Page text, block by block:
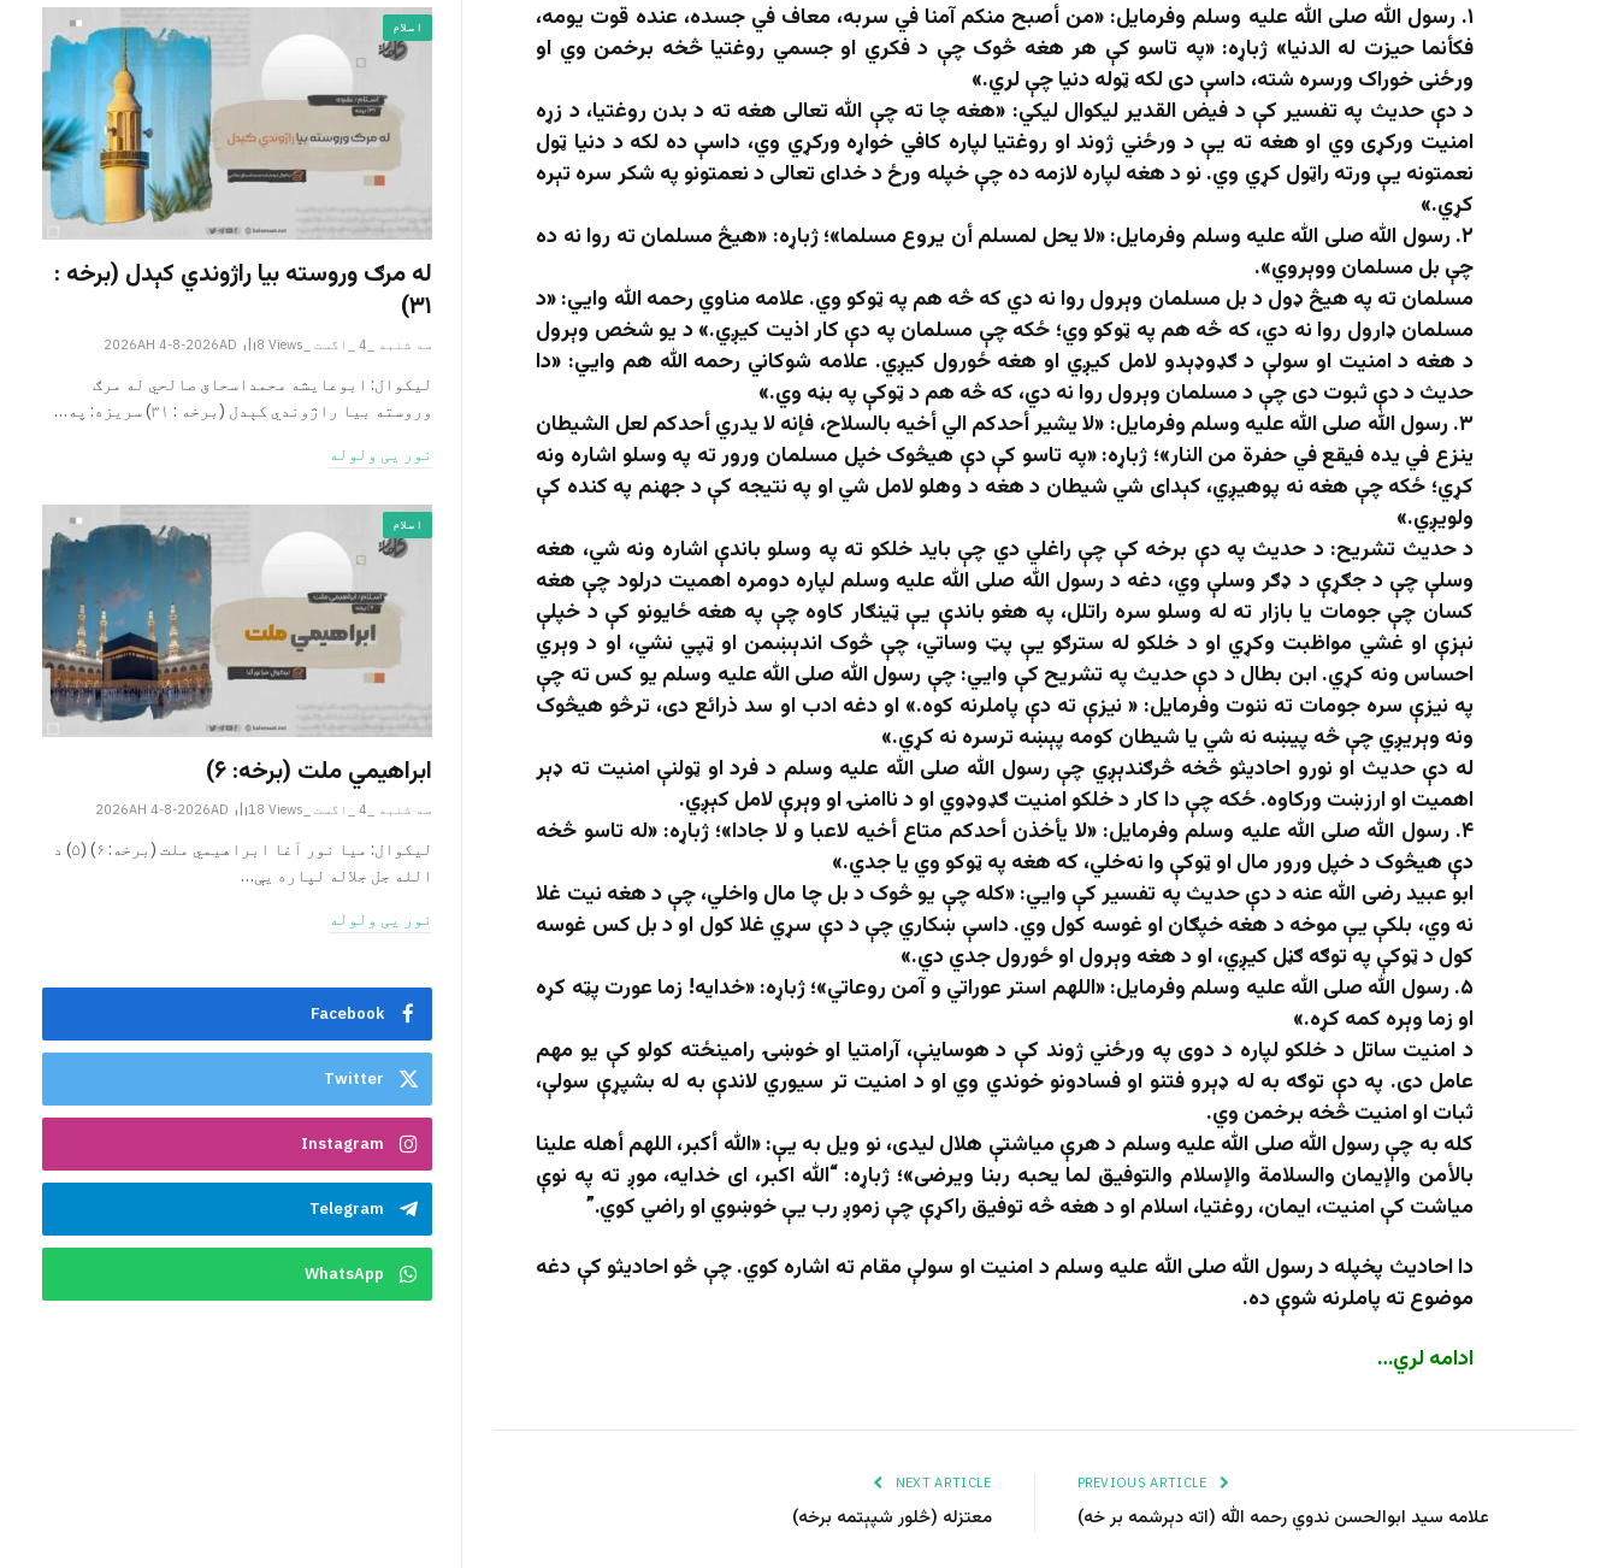
۱. رسول الله صلی الله علیه وسلم وفرمایل: «من أصبح منكم آمنا في سربه، معاف في جسده، عنده قوت يومه،
فكأنما حيزت له الدنيا» ژباړه: «په تاسو کې هر هغه څوک چې د فکري او جسمي روغتیا څخه برخمن وي او
ورځنی خوراک ورسره شته، داسې دی لکه ټوله دنیا چې لري.»
د دې حدیث په تفسیر کې د فیض القدير ليکوال لیکي: «هغه چا ته چې الله تعالی هغه ته د بدن روغتیا، د زړه
امنیت ورکړی وي او هغه ته یې د ورځني ژوند او روغتیا لپاره کافي خواړه ورکړي وي، داسې ده لکه د دنیا ټول
نعمتونه یې ورته راټول کړي وي. نو د هغه لپاره لازمه ده چې خپله ورځ د خدای تعالی د نعمتونو په شکر سره تېره
کړي.»
۲. رسول الله صلی الله علیه وسلم وفرمایل: «لا يحل لمسلم أن يروع مسلما»؛ ژباړه: «هیڅ مسلمان ته روا نه ده
چې بل مسلمان ووېروي».
مسلمان ته په هیڅ ډول د بل مسلمان وېرول روا نه دي که څه هم په ټوکو وي. علامه مناوي رحمه الله وايي: «د
مسلمان ډارول روا نه دي، که څه هم په ټوکو وي؛ ځکه چې مسلمان په دې کار اذيت کيږي.» د یو شخص وېرول
د هغه د امنیت او سولې د ګډوډېدو لامل کیږي او هغه ځورول کیږي. علامه شوکاني رحمه الله هم وايي: «دا
حدیث د دې ثبوت دی چې د مسلمان وېرول روا نه دي، که څه هم د ټوکې په بڼه وي.»
۳. رسول الله صلی الله علیه وسلم وفرمایل: «لا يشير أحدكم الي أخيه بالسلاح، فإنه لا يدري أحدكم لعل الشيطان
ينزع في يده فيقع في حفرة من النار»؛ ژباړه: «په تاسو کې دې هيڅوک خپل مسلمان ورور ته په وسلو اشاره ونه
کړي؛ ځکه چې هغه نه پوهیږي، کېدای شي شیطان د هغه د وهلو لامل شي او په نتيجه کې د جهنم په کنده کې
ولویږي.»
د حدیث تشريح: د حدیث په دې برخه کې چې راغلي دي چې باید خلکو ته په وسلو باندې اشاره ونه شي، هغه
وسلې چې د جګړې د ډګر وسلې وي، دغه د رسول الله صلی الله علیه وسلم لپاره دومره اهمیت درلود چې هغه
کسان چې جومات یا بازار ته له وسلو سره راتلل، په هغو باندې یې ټینګار کاوه چې په هغه ځایونو کې د خپلې
نېزې او غشي مواظبت وکړي او د خلکو له سترګو یې پټ وساتي، چې څوک اندېښمن او ټپي نشي، او د وېري
احساس ونه کړي. ابن بطال د دې حدیث په تشریح کې وايي: چې رسول الله صلی الله علیه وسلم یو کس ته چې
په نيزې سره جومات ته ننوت وفرمايل: « نيزې ته دې پاملرنه کوه.» او دغه ادب او سد ذرائع دی، ترڅو هیڅوک
ونه وېریږي چې څه پیښه نه شي یا شیطان کومه پېښه ترسره نه کړي.»
له دې حدیث او نورو احادیثو څخه څرګندېږي چې رسول الله صلی الله علیه وسلم د فرد او ټولنې امنيت ته ډېر
اهمیت او ارزښت ورکاوه. ځکه چې دا کار د خلکو امنیت ګډوډوي او د ناامنۍ او وېرې لامل کېږي.
۴. رسول الله صلى الله عليه وسلم وفرمايل: «لا یأخذن أحدكم متاع أخيه لاعبا و لا جادا»؛ ژباړه: «له تاسو څخه
دې هیڅوک د خپل ورور مال او ټوکې وا نه‌خلي، که هغه په ټوکو وي یا جدي.»
ابو عبيد رضی الله عنه د دې حديث په تفسير کې وايي: «کله چې يو څوک د بل چا مال واخلي، چې د هغه نيت غلا
نه وي، بلکې يې موخه د هغه خپګان او غوسه کول وي. داسې ښکاري چې د دې سړي غلا کول او د بل کس غوسه
کول د ټوکې په توګه ګڼل کیږي، او د هغه وېرول او ځورول جدي دي.»
۵. رسول الله صلى الله عليه وسلم وفرمايل: «اللهم استر عوراتي و آمن روعاتي»؛ ژباړه: «خدايه! زما عورت پټه کړه
او زما وېره کمه کړه.»
د امنیت ساتل د خلکو لپاره د دوی په ورځني ژوند کې د هوساینې، آرامتیا او خوښۍ رامینځته کولو کې یو مهم
عامل دی. په دې توګه به له ډېرو فتنو او فسادونو خوندي وي او د امنیت تر سیوري لاندې به له بشپړې سولې،
ثبات او امنیت څخه برخمن وي.
کله به چې رسول الله صلی الله علیه وسلم د هرې میاشتې هلال ليدی، نو ویل به یې: «الله أکبر، اللهم أهله علینا
بالأمن والإیمان والسلامة والإسلام والتوفیق لما یحبه ربنا ویرضی»؛ ژباړه: “الله اکبر، ای خدایه، موږ ته په نوې
میاشت کې امنیت، ایمان، روغتیا، اسلام او د هغه څه توفيق راکړې چې زموږ رب یې خوښوي او راضي کوي.”
دا احادیث پخپله د رسول الله صلی الله علیه وسلم د امنیت او سولې مقام ته اشاره کوي. چې څو احادیثو کې دغه
موضوع ته پاملرنه شوې ده.
ادامه لري…
علامه سید ابوالحسن ندوي رحمه الله (اته دېرشمه بر خه)
NEXT ARTICLE
معتزله (څلور شپېتمه برخه)
اسلام
له مرګ وروسته بیا راژوندي کېدل (برخه :
۳۱)
سه شنبه _4 _اگست _2026AH 4-8-2026AD 8 Views
لیکوال: ابوعایشه محمداسحاق صالحي له مرګ
وروسته بیا راژوندي کېدل (برخه : ۳۱) سریزه: په…
نور یی ولوله
اسلام
ابراهيمي ملت (برخه: ۶)
سه شنبه _4 _اگست _2026AH 4-8-2026AD 18 Views
ليکوال: میا نور آغا ابراهيمي ملت (برخه: ۶) (۵) د
الله جل جلاله لپاره یې…
نور یی ولوله
Facebook
Twitter
Instagram
Telegram
WhatsApp